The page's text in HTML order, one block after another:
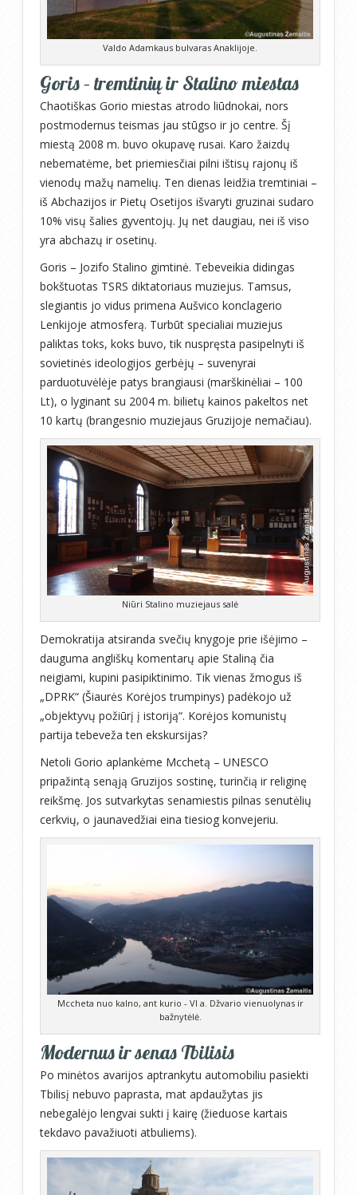
Valdo Adamkaus bulvaras Anaklijoje.
Goris – tremtinių ir Stalino miestas
Chaotiškas Gorio miestas atrodo liūdnokai, nors
postmodernus teismas jau stūgso ir jo centre. Šį
miestą 2008 m. buvo okupavę rusai. Karo žaizdų
nebematėme, bet priemiesčiai pilni ištisų rajonų iš
vienodų mažų namelių. Ten dienas leidžia tremtiniai –
iš Abchazijos ir Pietų Osetijos išvaryti gruzinai sudaro
10% visų šalies gyventojų. Jų net daugiau, nei iš viso
yra abchazų ir osetinų.
Goris – Jozifo Stalino gimtinė. Tebeveikia didingas
bokštuotas TSRS diktatoriaus muziejus. Tamsus,
slegiantis jo vidus primena Aušvico konclagerio
Lenkijoje atmosferą. Turbūt specialiai muziejus
paliktas toks, koks buvo, tik nuspręsta pasipelnyti iš
sovietinės ideologijos gerbėjų – suvenyrai
parduotuvėlėje patys brangiausi (marškinėliai – 100
Lt), o lyginant su 2004 m. bilietų kainos pakeltos net
10 kartų (brangesnio muziejaus Gruzijoje nemačiau).
Niūri Stalino muziejaus salė
Demokratija atsiranda svečių knygoje prie išėjimo –
dauguma angliškų komentarų apie Staliną čia
neigiami, kupini pasipiktinimo. Tik vienas žmogus iš
„DPRK“ (Šiaurės Korėjos trumpinys) padėkojo už
„objektyvų požiūrį į istoriją“. Korėjos komunistų
partija tebeveža ten ekskursijas?
Netoli Gorio aplankėme Mcchetą – UNESCO
pripažintą senąją Gruzijos sostinę, turinčią ir religinę
reikšmę. Jos sutvarkytas senamiestis pilnas senutėlių
cerkvių, o jaunavedžiai eina tiesiog konvejeriu.
Mccheta nuo kalno, ant kurio - VI a. Džvario vienuolynas ir
bažnytėlė.
Modernus ir senas Tbilisis
Po minėtos avarijos aptrankytu automobiliu pasiekti
Tbilisį nebuvo paprasta, mat apdaužytas jis
nebegalėjo lengvai sukti į kairę (žieduose kartais
tekdavo pavažiuoti atbuliems).